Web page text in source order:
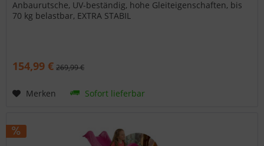
Anbaurutsche, UV-beständig, hohe Gleiteigenschaften, bis
70 kg belastbar, EXTRA STABIL
154,99 € 269,99 €
Merken Sofort lieferbar